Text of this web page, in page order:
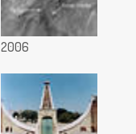
2006